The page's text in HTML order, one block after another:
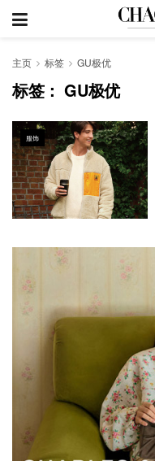
主页 标签 GU极优
标签：GU极优
服饰